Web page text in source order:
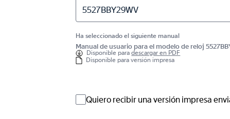
5527BBY29WV
Ha seleccionado el siguiente manual
Manual de usuario para el modelo de reloj
Disponible paradescargar en PDF
Disponible para versión impresa
Quiero recibir una versión impresa